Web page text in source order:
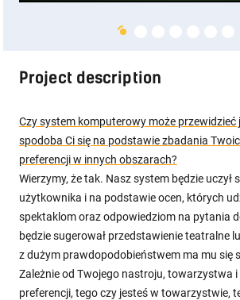
Project description
Czy system komputerowy może przewidzieć
spodoba Ci się na podstawie zbadania
preferencji w innych obszarach?
Wierzymy, że tak. Nasz system będzie uczył
użytkownika i na podstawie ocen, których
spektaklom oraz odpowiedziom na pytania
będzie sugerował przedstawienie teatralne
z dużym prawdopodobieństwem ma mu się
Zależnie od Twojego nastroju, towarzystwa
preferencji, tego czy jesteś w towarzystwie,